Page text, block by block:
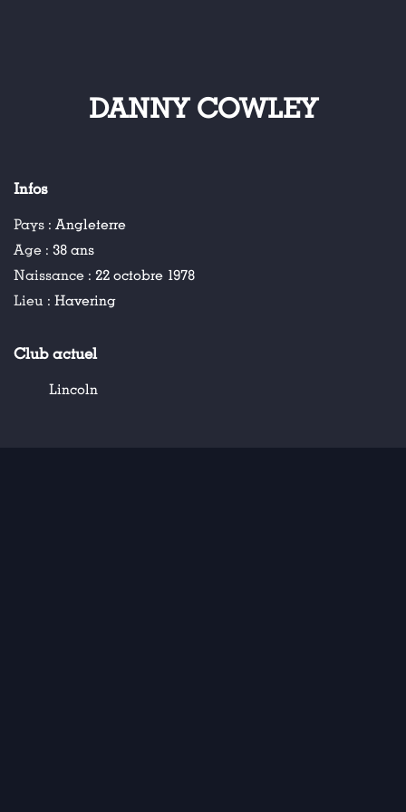
DANNY COWLEY
Infos
Pays : Angleterre
Age : 38 ans
Naissance : 22 octobre 1978
Lieu : Havering
Club actuel
Lincoln